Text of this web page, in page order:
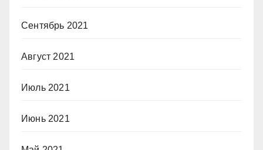
Сентябрь 2021
Август 2021
Июль 2021
Июнь 2021